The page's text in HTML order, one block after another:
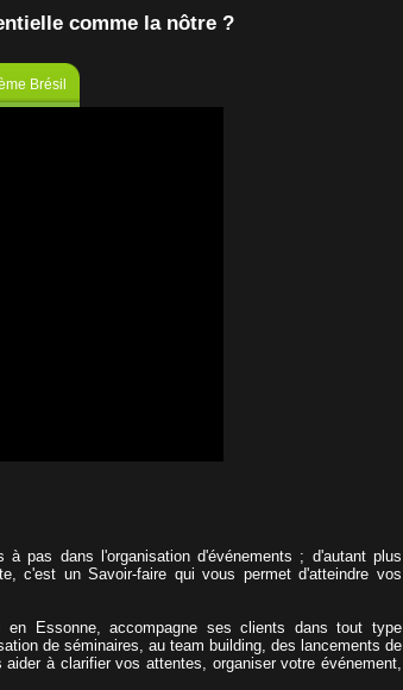
comme la nôtre ?
Brésil
pas dans l'organisation d'événements ; d'autant plus
c'est un Savoir-faire qui vous permet d'atteindre vos
en Essonne, accompagne ses clients dans tout type
de séminaires, au team building, des lancements de
à clarifier vos attentes, organiser votre événement,